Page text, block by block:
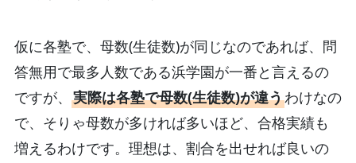
仮に各塾で、母数(生徒数)が同じなのであれば、問
答無用で最多人数である浜学園が一番と言えるの
ですが、 実際は各塾で母数(生徒数)が違うわけなの
で、そりゃ母数が多ければ多いほど、合格実績も
増えるわけです。理想は、割合を出せれば良いの